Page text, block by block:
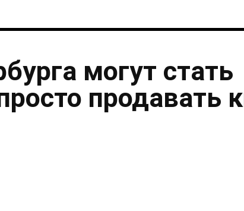
могут стать
продавать